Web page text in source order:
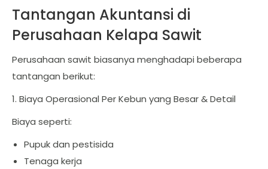
Tantangan Akuntansi di
Perusahaan Kelapa Sawit
Perusahaan sawit biasanya menghadapi beberapa
tantangan berikut:
1. Biaya Operasional Per Kebun yang Besar & Detail
Biaya seperti:
Pupuk dan pestisida
Tenaga kerja